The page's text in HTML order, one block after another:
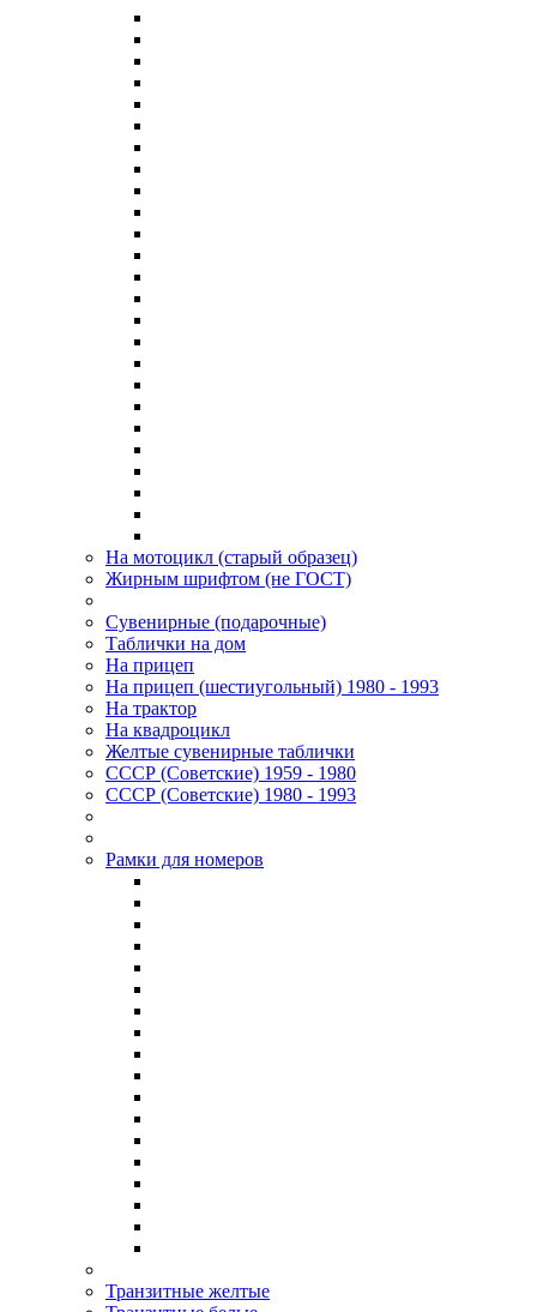
На мотоцикл (старый образец)
Жирным шрифтом (не ГОСТ)
Сувенирные (подарочные)
Таблички на дом
На прицеп
На прицеп (шестиугольный) 1980 - 1993
На трактор
На квадроцикл
Желтые сувенирные таблички
СССР (Советские) 1959 - 1980
СССР (Советские) 1980 - 1993
Рамки для номеров
Транзитные желтые